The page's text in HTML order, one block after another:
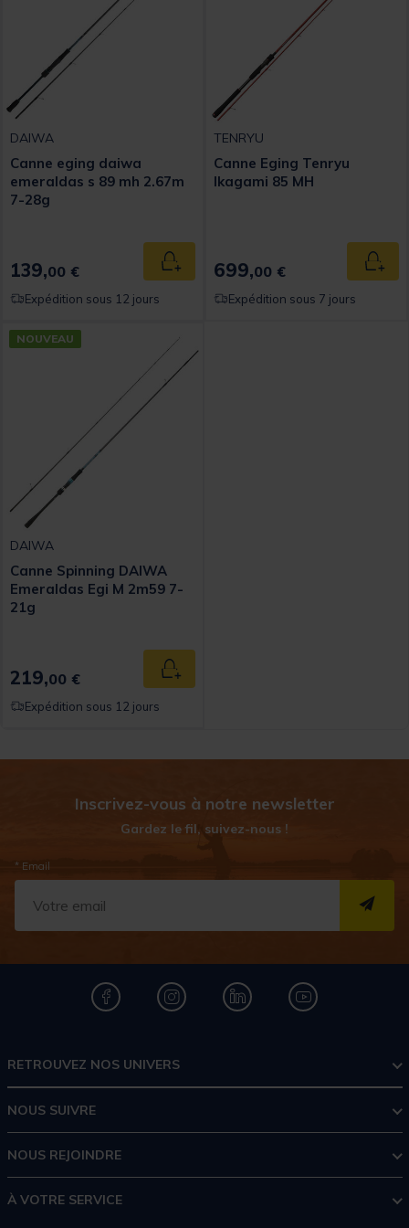
DAIWA
Canne eging daiwa
emeraldas s 89 mh 2.67m
7-28g
139,00 € Ajouter au panier
Expédition sous 12 jours
TENRYU
Canne Eging Tenryu
Ikagami 85 MH
699,00 €
Expédition sous 7 jours
NOUVEAU
DAIWA
Canne Spinning DAIWA
Emeraldas Egi M 2m59 7-
21g
219,00 € Ajouter au panier
Expédition sous 12 jours
Inscrivez-vous à notre newsletter
Gardez le fil, suivez-nous !
* Email
RETROUVEZ NOS UNIVERS
NOUS SUIVRE
NOUS REJOINDRE
À VOTRE SERVICE